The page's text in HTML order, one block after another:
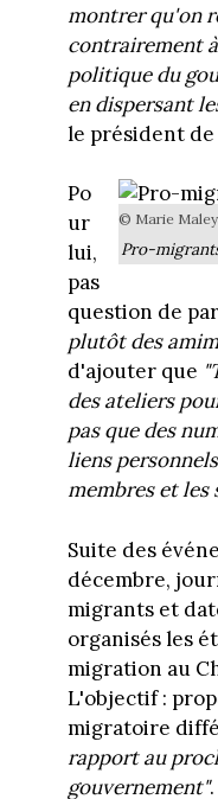
montrer qu'on
contrairement
politique du
en dispersant
le président
© Marie
Pro-
Po
ur
lui,
pas
question de
plutôt des
d'ajouter que
des ateliers
pas que des
liens
membres et les
Suite des
décembre,
migrants et
organisés les
migration au
L'objectif :
migratoire
rapport au
gouvernement"